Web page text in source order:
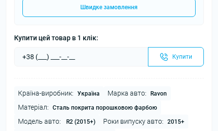
Швидке замовлення
Купити цей товар в 1 клік:
Купити
Країна-виробник: Україна Марка авто: Ravon
Матеріал: Сталь покрита порошковою фарбою
Модель авто: R2 (2015+) Роки випуску авто: 2015+